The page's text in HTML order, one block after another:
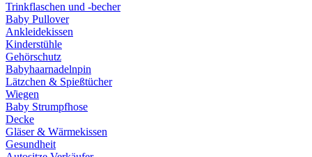
Trinkflaschen und -becher
Baby Pullover
Ankleidekissen
Kinderstühle
Gehörschutz
Babyhaarnadelnpin
Lätzchen & Spießtücher
Wiegen
Baby Strumpfhose
Decke
Gläser & Wärmekissen
Gesundheit